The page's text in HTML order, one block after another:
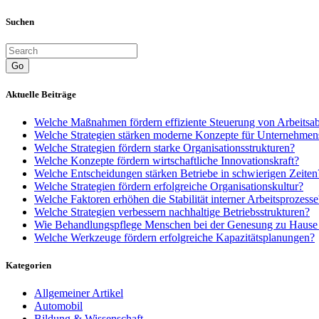
Suchen
Go
Aktuelle Beiträge
Welche Maßnahmen fördern effiziente Steuerung von
Welche Strategien stärken moderne Konzepte für
Welche Strategien fördern starke Organisationsstrukturen?
Welche Konzepte fördern wirtschaftliche Innovationskraft?
Welche Entscheidungen stärken Betriebe in schwierigen
Welche Strategien fördern erfolgreiche Organisationskultur?
Welche Faktoren erhöhen die Stabilität interner
Welche Strategien verbessern nachhaltige Betriebsstrukturen?
Wie Behandlungspflege Menschen bei der Genesung zu
Welche Werkzeuge fördern erfolgreiche Kapazitätsplanungen?
Kategorien
Allgemeiner Artikel
Automobil